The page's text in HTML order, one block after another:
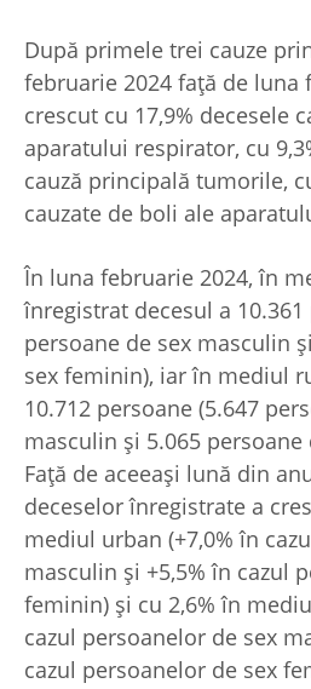
După primele trei cauze
februarie 2024 faţă de luna
crescut cu 17,9% decesele
aparatului respirator, cu
cauză principală tumorile,
cauzate de boli ale
În luna februarie 2024, în
înregistrat decesul a 10.361
persoane de sex masculin
sex feminin), iar în mediul
10.712 persoane (5.647
masculin şi 5.065
Faţă de aceeaşi lună din
deceselor înregistrate a
mediul urban (+7,0% în
masculin şi +5,5% în cazul
feminin) şi cu 2,6% în
cazul persoanelor de sex
cazul persoanelor de sex